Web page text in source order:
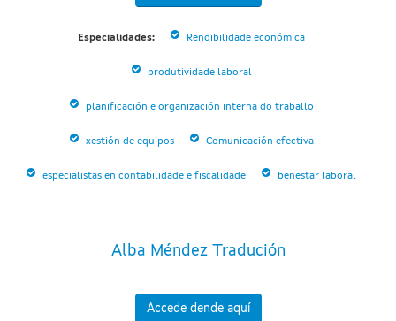
Especialidades: Rendibilidade económica
produtividade laboral
planificación e organización interna do traballo
xestión de equipos Comunicación efectiva
especialistas en contabilidade e fiscalidade benestar laboral
Alba Méndez Tradución
Accede dende aquí